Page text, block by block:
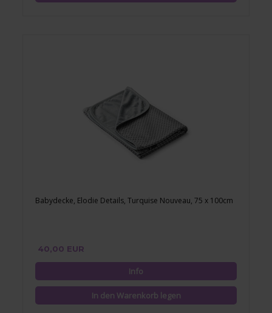
Babydecke, Elodie Details, Turquise Nouveau, 75 x 100cm
40,00 EUR